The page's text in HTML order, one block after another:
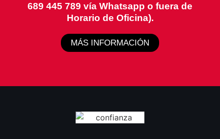
689 445 789 vía Whatsapp o fuera de
Horario de Oficina).
MÁS INFORMACIÓN